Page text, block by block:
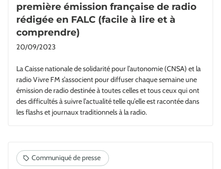
première émission française de radio
rédigée en FALC (facile à lire et à
comprendre)
20/09/2023
La Caisse nationale de solidarité pour l’autonomie (CNSA) et la
radio Vivre FM s’associent pour diffuser chaque semaine une
émission de radio destinée à toutes celles et tous ceux qui ont
des difficultés à suivre l’actualité telle qu’elle est racontée dans
les flashs et journaux traditionnels à la radio.